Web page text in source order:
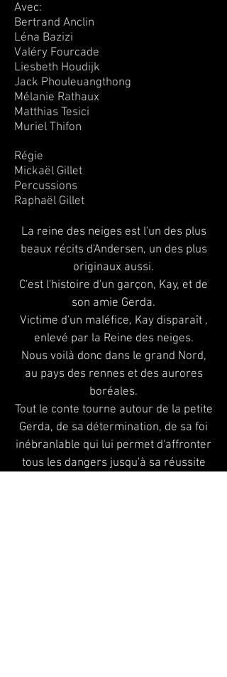
Avec:
Bertrand Anclin
Léna Bazizi
Valéry Fourcade
Liesbeth Houdijk
Jack Phouleuangthong
Mélanie Rathaux
Matthias Tesici
Muriel Thifon
Régie
Mickaël Gillet
Percussions
Raphaël Gillet
La reine des neiges est l'un des plus
beaux récits d'Andersen, un des plus
originaux aussi.
C'est l'histoire d'un garçon, Kay, et de
son amie Gerda.
Victime d'un maléfice, Kay disparaît ,
enlevé par la Reine des neiges.
Nous voilà donc dans le grand Nord,
au pays des rennes et des aurores
boréales.
Tout le conte tourne autour de la petite
Gerda, de sa détermination, de sa foi
inébranlable qui lui permet d'affronter
tous les dangers jusqu'à sa réussite